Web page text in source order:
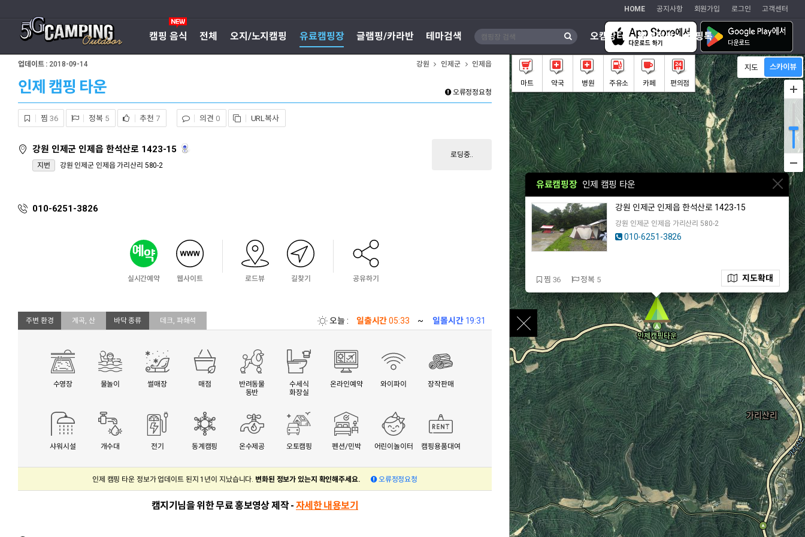
HOME 공지사항 회원가입 로그인 고객센터
캠핑 음식 전체 오지/노지캠핑 유료캠핑장 글램핑/카라반 테마검색 오캠장터 캠핑정보 캠핑톡
오류정정요청
업데이트 : 2018-09-14 강원 인제군 인제읍
인제 캠핑 타운
찜 36 정복 5 추천7 의견 0 URL복사
로딩중..
강원 인제군 인제읍 한석산로 1423-15
지번 강원 인제군 인제읍 가리산리 580-2
010-6251-3826
실시간예약 웹사이트 로드뷰 길찾기 공유하기
주변 환경 계곡, 산 바닥 종류 데크, 파쇄석 오늘 : 일출시간05:33 ~ 일몰시간19:31
수영장 물놀이 썰매장 매점
반려동물
동반
수세식
화장실
온라인예약 와이파이 장작판매
샤워시설 개수대 전기 동계캠핑 온수제공 오토캠핑 펜션/민박 어린이놀이터 캠핑용품대여
인제 캠핑 타운 정보가 업데이트 된지 1년이 지났습니다. 변화된 정보가 있는지 확인해주세요. 오류정정요청
캠지기님을 위한 무료 홍보영상 제작 -자세한 내용보기
마트 약국 병원 주유소 카페 편의점
유료캠핑장 인제 캠핑 타운
찜 36 정복 5
강원 인제군 인제읍 한석산로 1423-15
강원 인제군 인제읍 가리산리 580-2
010-6251-3826
지도확대